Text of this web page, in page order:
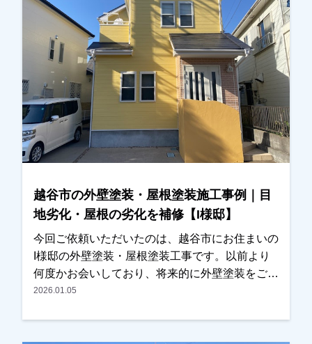
越谷市の外壁塗装・屋根塗装施工事例｜目
地劣化・屋根の劣化を補修【I様邸】
今回ご依頼いただいたのは、越谷市にお住まいの
I様邸の外壁塗装・屋根塗装工事です。以前より
何度かお会いしており、将来的に外壁塗装をご検
討されているとのお話をいただいておりました。
2026.01.05